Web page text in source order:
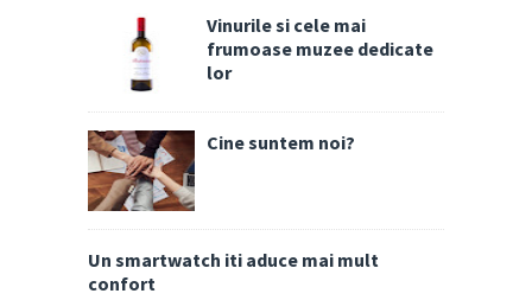
Vinurile si cele mai
frumoase muzee dedicate
lor
Cine suntem noi?
Un smartwatch iti aduce mai mult
confort